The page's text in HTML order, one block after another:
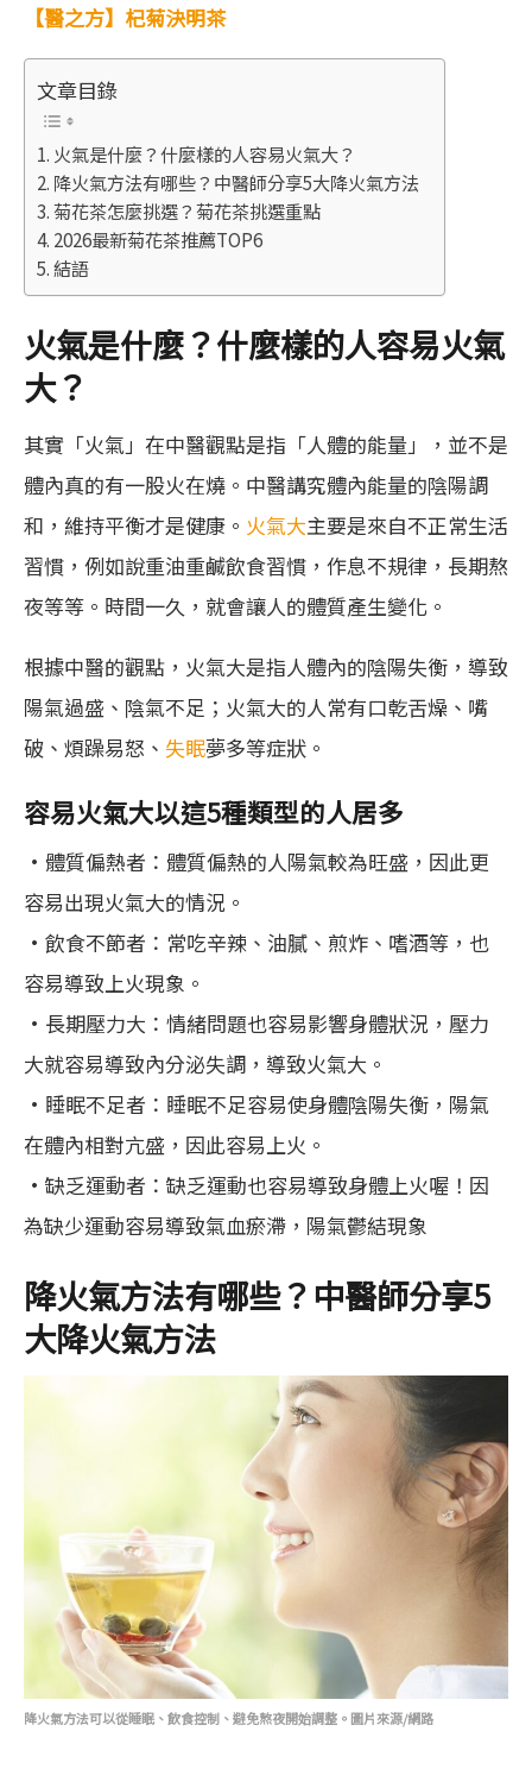
【醫之方】杞菊決明茶
文章目錄
火氣是什麼？什麼樣的人容易火氣大？
降火氣方法有哪些？中醫師分享5大降火氣方法
菊花茶怎麼挑選？菊花茶挑選重點
2026最新菊花茶推薦TOP6
結語
火氣是什麼？什麼樣的人容易火氣
大？
其實「火氣」在中醫觀點是指「人體的能量」，並不是
體內真的有一股火在燒。中醫講究體內能量的陰陽調
和，維持平衡才是健康。 火氣大主要是來自不正常生活
習慣，例如說重油重鹹飲食習慣，作息不規律，長期熬
夜等等。時間一久，就會讓人的體質產生變化。
根據中醫的觀點，火氣大是指人體內的陰陽失衡，導致
陽氣過盛、陰氣不足；火氣大的人常有口乾舌燥、嘴
破、煩躁易怒、 失眠夢多等症狀。
容易火氣大以這5種類型的人居多
•體質偏熱者：體質偏熱的人陽氣較為旺盛，因此更
容易出現火氣大的情況。
•飲食不節者：常吃辛辣、油膩、煎炸、嗜酒等，也
容易導致上火現象。
•長期壓力大：情緒問題也容易影響身體狀況，壓力
大就容易導致內分泌失調，導致火氣大。
•睡眠不足者：睡眠不足容易使身體陰陽失衡，陽氣
在體內相對亢盛，因此容易上火。
•缺乏運動者：缺乏運動也容易導致身體上火喔！因
為缺少運動容易導致氣血瘀滯，陽氣鬱結現象
降火氣方法有哪些？中醫師分享5
大降火氣方法
降火氣方法可以從睡眠、飲食控制、避免熬夜開始調整。圖片來源/網路